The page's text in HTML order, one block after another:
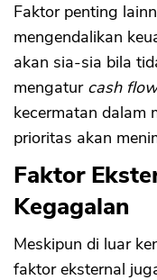
Faktor penting
mengendalikan
akan sia-sia bila
mengatur cash
kecermatan dalam
prioritas akan
Faktor
Kegagalan
Meskipun di luar
faktor eksternal